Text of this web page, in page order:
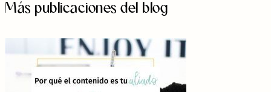
Más publicaciones del blog